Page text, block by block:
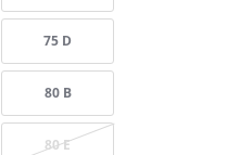
75 D
80 B
80 E